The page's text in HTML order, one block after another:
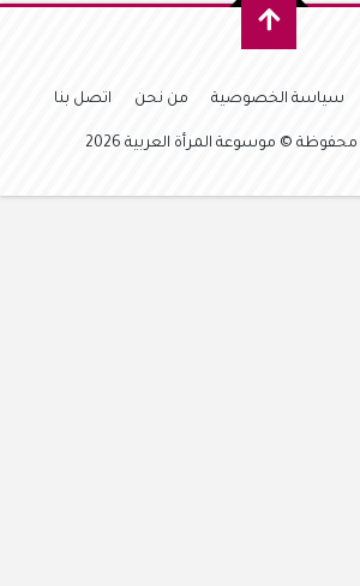
سياسة الخصوصية من نحن اتصل بنا
© موسوعة المرأة العربية 2026